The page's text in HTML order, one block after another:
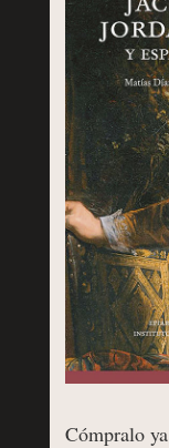
Cómpralo ya